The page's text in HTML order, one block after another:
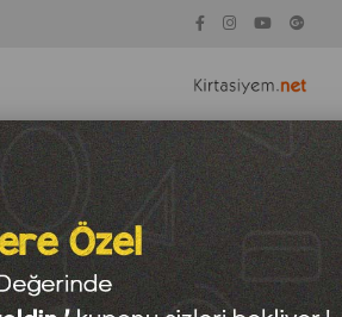
KAĞIT ÇEŞİTLERİ TEKNOLOJİ
Kağıtları